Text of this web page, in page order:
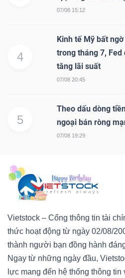
07/08 15:12
4
Kinh tế Mỹ bất
trong tháng 7,
tăng lãi suất
07/08 20:45
5
Theo dấu dòng
ngoại bán ròng
07/08 19:29
Vietstock – Cổng thông tin tài
thức hoạt động từ ngày 02/08/
thành người bạn đồng hành
Ngay từ những ngày đầu,
lực mang đến hệ thống thông